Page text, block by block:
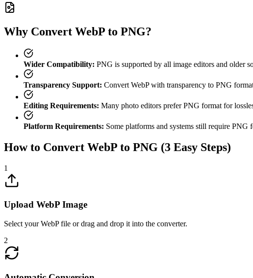
Why Convert WebP to PNG?
Wider Compatibility: PNG is supported by all image editors and older
Transparency Support: Convert WebP with transparency to PNG
Editing Requirements: Many photo editors prefer PNG format for
Platform Requirements: Some platforms and systems still require PNG
How to Convert WebP to PNG (3 Easy Steps)
1
Upload WebP Image
Select your WebP file or drag and drop it into the converter.
2